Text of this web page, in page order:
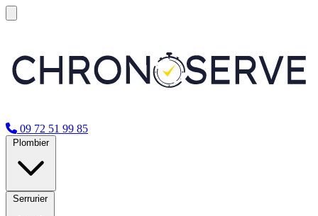
09 72 51 99 85
Plombier
Serrurier